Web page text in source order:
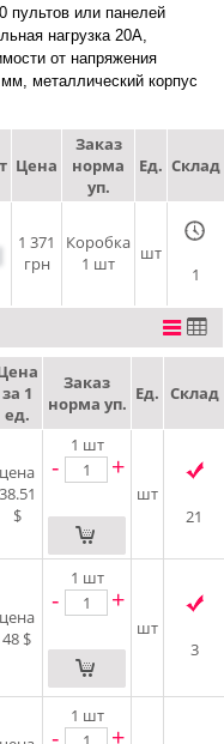
пультов или панелей
нагрузка 20А,
от напряжения
металлический корпус
Цена
Заказ
норма
уп.
Ед. Склад
1 371
грн
Коробка
1 шт
шт
1
за 1
ед.
Заказ
норма уп. Ед. Склад
цена
38.51
$
1 шт
- +
шт
21
цена
48 $
1 шт
- +
шт
3
1 шт
- +